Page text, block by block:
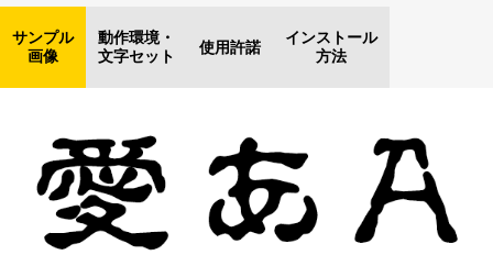
サンプル
画像
動作環境・
文字セット
使用許諾
インストール
方法